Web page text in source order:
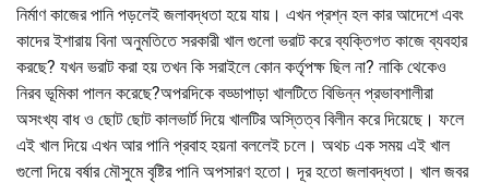
নির্মাণ কাজের পানি পড়লেই জলাবদ্ধতা হয়ে যায়। এখন প্রশ্ন হল কার আদেশে এবং
কাদের ইশারায় বিনা অনুমতিতে সরকারী খাল গুলো ভরাট করে ব্যক্তিগত কাজে ব্যবহার
করছে? যখন ভরাট করা হয় তখন কি সরাইলে কোন কর্তৃপক্ষ ছিল না? নাকি থেকেও
নিরব ভূমিকা পালন করেছে?অপরদিকে বড্ডাপাড়া খালটিতে বিভিন্ন প্রভাবশালীরা
অসংখ্য বাধ ও ছোট ছোট কালভার্ট দিয়ে খালটির অস্তিত্ব বিলীন করে দিয়েছে। ফলে
এই খাল দিয়ে এখন আর পানি প্রবাহ হয়না বললেই চলে। অথচ এক সময় এই খাল
গুলো দিয়ে বর্ষার মৌসুমে বৃষ্টির পানি অপসারণ হতো। দূর হতো জলাবদ্ধতা। খাল জবর